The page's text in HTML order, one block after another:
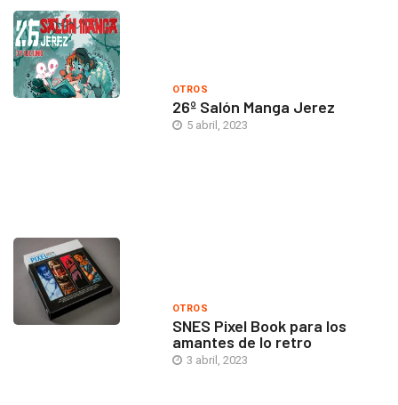
OTROS
26º Salón Manga Jerez
5 abril, 2023
OTROS
SNES Pixel Book para los
amantes de lo retro
3 abril, 2023